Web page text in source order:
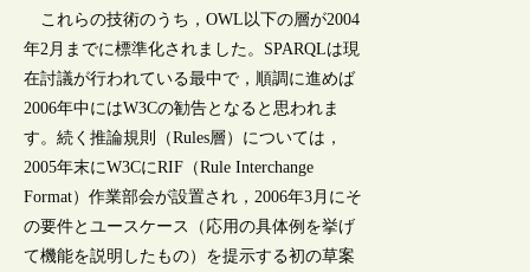
これらの技術のうち，OWL以下の層が2004
年2月までに標準化されました。SPARQLは現
在討議が行われている最中で，順調に進めば
2006年中にはW3Cの勧告となると思われま
す。続く推論規則（Rules層）については，
2005年末にW3CにRIF（Rule Interchange
Format）作業部会が設置され，2006年3月にそ
の要件とユースケース（応用の具体例を挙げ
て機能を説明したもの）を提示する初の草案